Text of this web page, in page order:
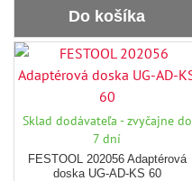
Do košíka
Sklad dodávateľa - zvyčajne do
7 dní
FESTOOL 202056 Adaptérová
doska UG-AD-KS 60